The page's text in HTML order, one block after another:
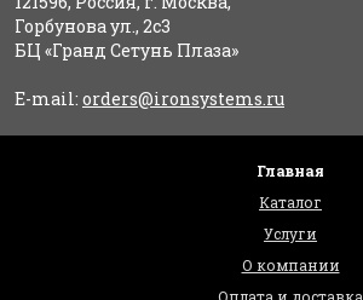
Горбунова ул., 2с3
БЦ «Гранд Сетунь Плаза»
E-mail: orders@ironsystems.ru
Главная
Каталог
Услуги
О компании